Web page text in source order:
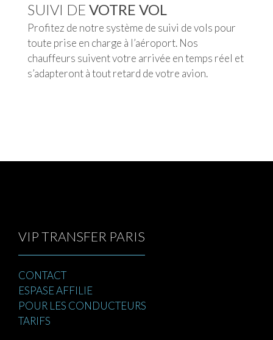
SUIVI DE VOTRE VOL
Profitez de notre système de suivi de vols pour
toute prise en charge à l’aéroport. Nos
chauffeurs suivent votre arrivée en temps réel et
s’adapteront à tout retard de votre avion.
VIP TRANSFER PARIS
CONTACT
ESPASE AFFILIE
POUR LES CONDUCTEURS
TARIFS